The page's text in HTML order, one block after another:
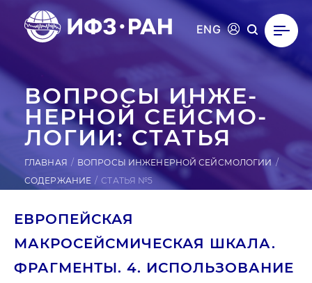
ENG
ВОПРОСЫ ИН­ЖЕ­
НЕР­НОЙ СЕЙ­СМО­
ЛОГИИ: СТАТЬЯ
ГЛАВНАЯ
ВОПРОСЫ ИНЖЕНЕРНОЙ СЕЙСМОЛОГИИ
СОДЕРЖАНИЕ
СТАТЬЯ №5
ЕВРОПЕЙСКАЯ
МАКРОСЕЙСМИЧЕСКАЯ ШКАЛА.
ФРАГМЕНТЫ. 4. ИСПОЛЬЗОВАНИЕ